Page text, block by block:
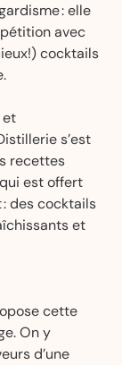
: elle
avec
cocktails
et
s’est
recettes
est offert
: des cocktails
et
cette
On y
d’une